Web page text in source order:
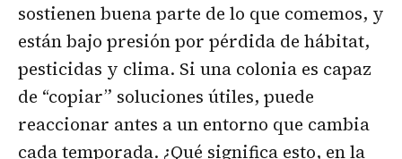
sostienen buena parte de lo que comemos, y
están bajo presión por pérdida de hábitat,
pesticidas y clima. Si una colonia es capaz
de “copiar” soluciones útiles, puede
reaccionar antes a un entorno que cambia
cada temporada. ¿Qué significa esto, en la